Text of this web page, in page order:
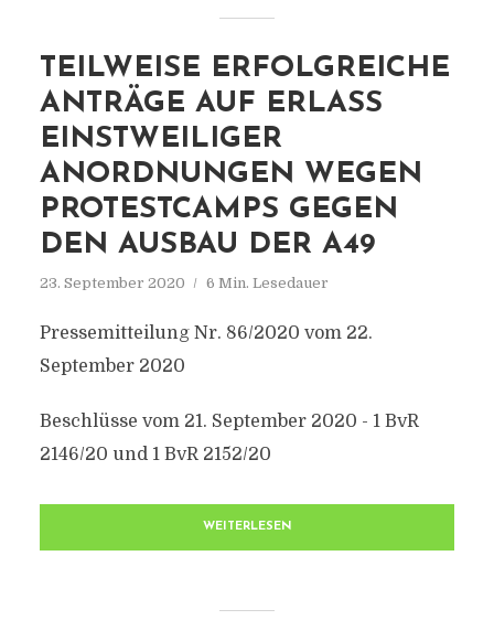
TEILWEISE ERFOLGREICHE
ANTRÄGE AUF ERLASS
EINSTWEILIGER
ANORDNUNGEN WEGEN
PROTESTCAMPS GEGEN
DEN AUSBAU DER A49
23. September 2020 6 Min. Lesedauer
Pressemitteilung Nr. 86/2020 vom 22.
September 2020
Beschlüsse vom 21. September 2020 - 1 BvR
2146/20 und 1 BvR 2152/20
WEITERLESEN